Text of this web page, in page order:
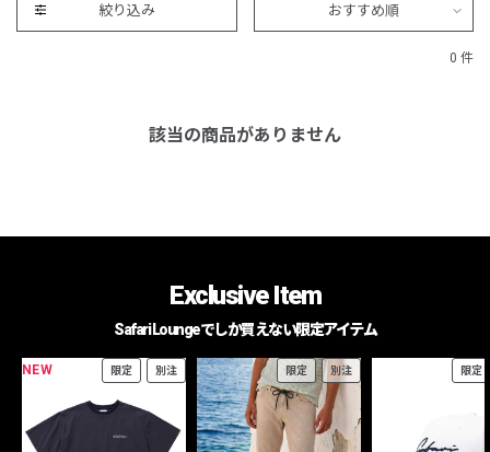
絞り込み おすすめ順
0 件
該当の商品がありません
Exclusive Item
Safari Loungeでしか買えない限定アイテム
NEW 限定 別注 限定 別注 限定